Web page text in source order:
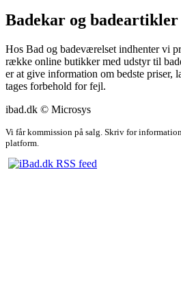
Badekar og badeartikler
Hos Bad og badeværelset indhenter vi
række online butikker med udstyr til
er at give information om bedste priser,
tages forbehold for fejl.
ibad.dk © Microsys
Vi får kommission på salg. Skriv for
platform.